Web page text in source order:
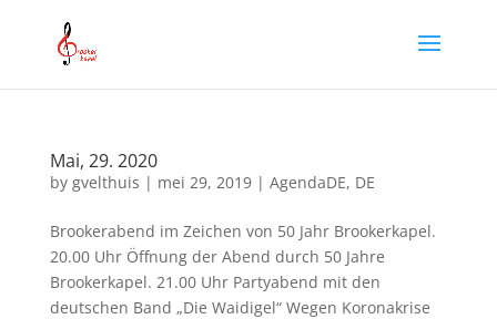
Mai, 29. 2020
by gvelthuis | mei 29, 2019| AgendaDE, DE
Brookerabend im Zeichen von 50 Jahr Brookerkapel.
20.00 Uhr Öffnung der Abend durch 50 Jahre
Brookerkapel. 21.00 Uhr Partyabend mit den
deutschen Band „Die Waidigel“ Wegen Koronakrise